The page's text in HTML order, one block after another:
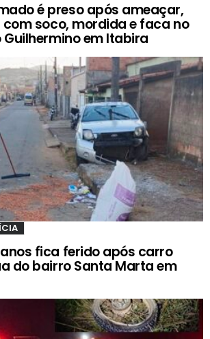
é preso após ameaçar,
soco, mordida e faca no
em Itabira
fica ferido após carro
do bairro Santa Marta em